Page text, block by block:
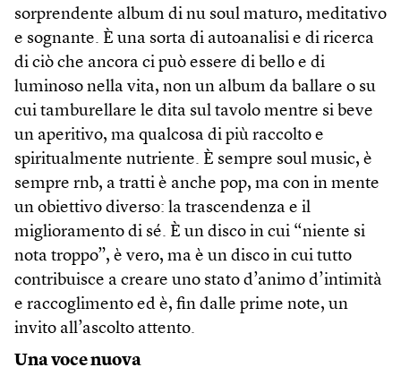
sorprendente album di nu soul maturo, meditativo
e sognante. È una sorta di autoanalisi e di ricerca
di ciò che ancora ci può essere di bello e di
luminoso nella vita, non un album da ballare o su
cui tamburellare le dita sul tavolo mentre si beve
un aperitivo, ma qualcosa di più raccolto e
spiritualmente nutriente. È sempre soul music, è
sempre rnb, a tratti è anche pop, ma con in mente
un obiettivo diverso: la trascendenza e il
miglioramento di sé. È un disco in cui “niente si
nota troppo”, è vero, ma è un disco in cui tutto
contribuisce a creare uno stato d’animo d’intimità
e raccoglimento ed è, fin dalle prime note, un
invito all’ascolto attento.
Una voce nuova